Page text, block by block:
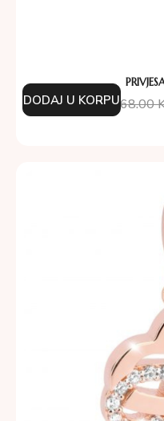
68.00
DODAJ U KORPU